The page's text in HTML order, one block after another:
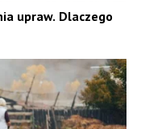
upraw. Dlaczego